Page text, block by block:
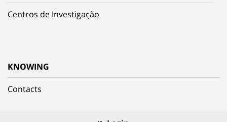
Centros de Investigação
KNOWING
Contacts